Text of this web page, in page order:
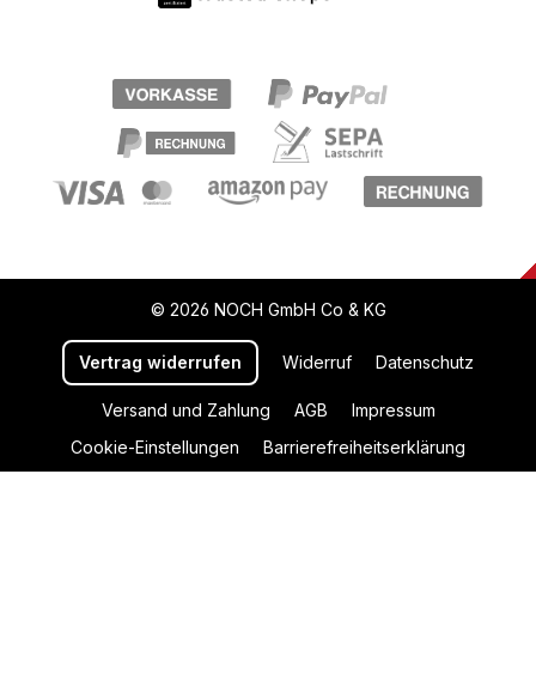
© 2026 NOCH GmbH Co & KG
Vertrag widerrufen Widerruf Datenschutz
Versand und Zahlung AGB
Impressum
Cookie-Einstellungen
Barrierefreiheitserklärung